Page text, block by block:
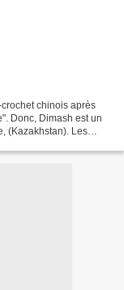
chinois après
Donc, Dimash est un
(Kazakhstan). Les